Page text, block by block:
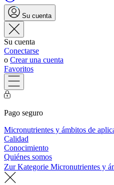
Su cuenta
Su cuenta
Conectarse
o Crear una cuenta
Favoritos
Pago seguro
Micronutrientes y ámbitos de
Calidad
Conocimiento
Quiénes somos
Zur Kategorie Micronutrientes y